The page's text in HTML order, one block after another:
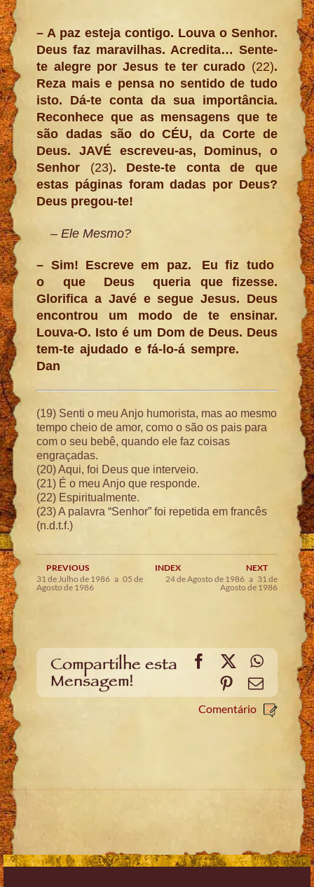
– A paz esteja contigo. Louva o Senhor.
Deus faz maravilhas. Acredita… Sente-
te alegre por Jesus te ter curado (22).
Reza mais e pensa no sentido de tudo
isto. Dá-te conta da sua importância.
Reconhece que as mensagens que te
são dadas são do CÉU, da Corte de
Deus. JAVÉ escreveu-as, Dominus, o
Senhor (23). Deste-te conta de que
estas páginas foram dadas por Deus?
Deus pregou-te!
– Ele Mesmo?
– Sim! Escreve em paz. Eu fiz tudo
o que Deus queria que fizesse.
Glorifica a Javé e segue Jesus. Deus
encontrou um modo de te ensinar.
Louva-O. Isto é um Dom de Deus. Deus
tem-te ajudado e fá-lo-á sempre.
Dan
(19) Senti o meu Anjo humorista, mas ao mesmo
tempo cheio de amor, como o são os pais para
com o seu bebê, quando ele faz coisas
engraçadas.
(20) Aqui, foi Deus que interveio.
(21) É o meu Anjo que responde.
(22) Espiritualmente.
(23) A palavra “Senhor” foi repetida em francês
(n.d.t.f.)
PREVIOUS INDEX
NEXT
31 de Julho de 1986 a 05 de
Agosto de 1986
24 de Agosto de 1986 a 31 de
Agosto de 1986
Compartilhe esta
Mensagem!
Facebook
X
PinterestEmail
Comentário